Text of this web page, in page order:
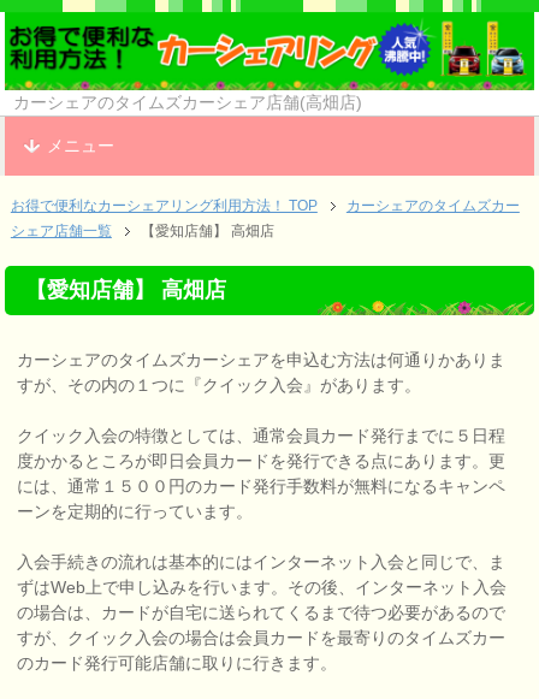
カーシェアのタイムズカーシェア店舗(高畑店)
メニュー
お得で便利なカーシェアリング利用方法！ TOP
カーシェアのタイムズカー
シェア店舗一覧
【愛知店舗】 高畑店
【愛知店舗】 高畑店
カーシェアのタイムズカーシェアを申込む方法は何通りかありま
すが、その内の１つに『クイック入会』があります。
クイック入会の特徴としては、通常会員カード発行までに５日程
度かかるところが即日会員カードを発行できる点にあります。更
には、通常１５００円のカード発行手数料が無料になるキャンペ
ーンを定期的に行っています。
入会手続きの流れは基本的にはインターネット入会と同じで、ま
ずはWeb上で申し込みを行います。その後、インターネット入会
の場合は、カードが自宅に送られてくるまで待つ必要があるので
すが、クイック入会の場合は会員カードを最寄りのタイムズカー
のカード発行可能店舗に取りに行きます。